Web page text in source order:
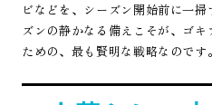
ビなどを、シーズン開始前に一
ズンの静かなる備えこそが、ゴ
ための、最も賢明な戦略なのです。